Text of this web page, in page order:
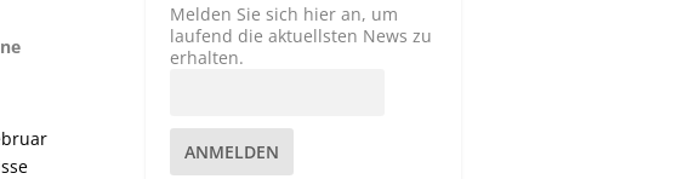
Melden Sie sich hier an, um
laufend die aktuellsten News zu
erhalten.
ANMELDEN